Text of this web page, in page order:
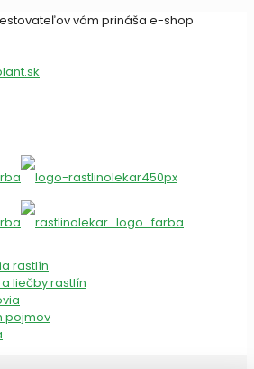
vám prináša e-shop
rastlín
liečby rastlín
pojmov